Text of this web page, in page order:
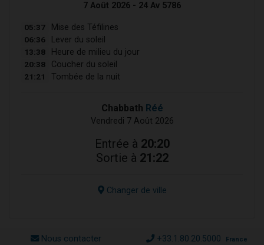
7 Août 2026 - 24 Av 5786
05:37 Mise des Téfilines
06:36 Lever du soleil
13:38 Heure de milieu du jour
20:38 Coucher du soleil
21:21 Tombée de la nuit
Chabbath Réé
Vendredi 7 Août 2026
Entrée à 20:20
Sortie à 21:22
Changer de ville
Nous contacter +33.1.80.20.5000 France